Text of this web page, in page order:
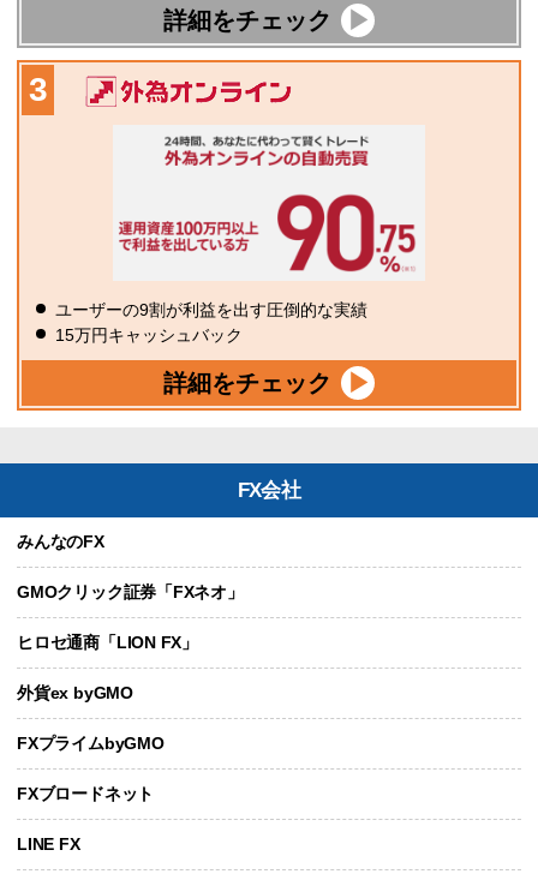
詳細をチェック
ユーザーの9割が利益を出す圧倒的な実績
15万円キャッシュバック
詳細をチェック
FX会社
みんなのFX
GMOクリック証券「FXネオ」
ヒロセ通商「LION FX」
外貨ex byGMO
FXプライムbyGMO
FXブロードネット
LINE FX